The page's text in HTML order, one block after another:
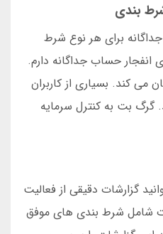
برای هر نوع شرط
انفجار حساب جداگانه دارم.
می کند. بسیاری از کاربران
گرگ بت به کنترل سرمایه
گزارشات دقیقی از فعالیت
شامل شرط بندی های موفق